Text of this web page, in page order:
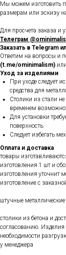
Мы можем изготовить
размерам или эскизу
Для просчета заказа и
Телеграм
Заказать в Telegram
Ответим на вопросы и
(t.me/ominimalism) или
Уход за изделиями
При уходе следует
средства для
Столики из стали
временем
Для установки
поверхность.
Следует избегать
Оплата и доставка
товары
изготовления 1 шт и
изготовления уточнит
изготовление с
штучные
столики из бетона и
согласованию.
необходимости
у менеджера